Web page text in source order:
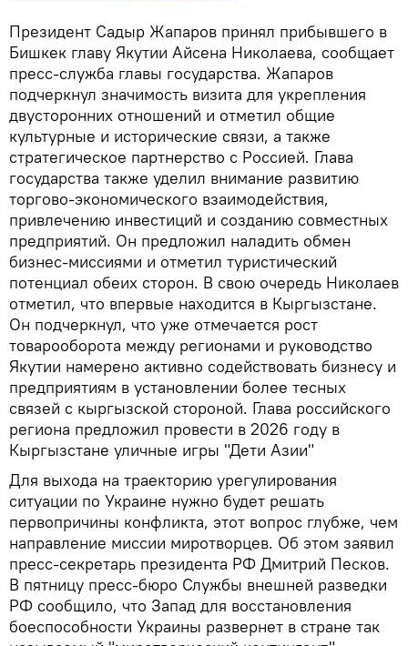
Президент Садыр Жапаров принял прибывшего в
Бишкек главу Якутии Айсена Николаева, сообщает
пресс-служба главы государства. Жапаров
подчеркнул значимость визита для укрепления
двусторонних отношений и отметил общие
культурные и исторические связи, а также
стратегическое партнерство с Россией. Глава
государства также уделил внимание развитию
торгово-экономического взаимодействия,
привлечению инвестиций и созданию совместных
предприятий. Он предложил наладить обмен
бизнес-миссиями и отметил туристический
потенциал обеих сторон. В свою очередь Николаев
отметил, что впервые находится в Кыргызстане.
Он подчеркнул, что уже отмечается рост
товарооборота между регионами и руководство
Якутии намерено активно содействовать бизнесу и
предприятиям в установлении более тесных
связей с кыргызской стороной. Глава российского
региона предложил провести в 2026 году в
Кыргызстане уличные игры "Дети Азии"
Для выхода на траекторию урегулирования
ситуации по Украине нужно будет решать
первопричины конфликта, этот вопрос глубже, чем
направление миссии миротворцев. Об этом заявил
пресс-секретарь президента РФ Дмитрий Песков.
В пятницу пресс-бюро Службы внешней разведки
РФ сообщило, что Запад для восстановления
боеспособности Украины развернет в стране так